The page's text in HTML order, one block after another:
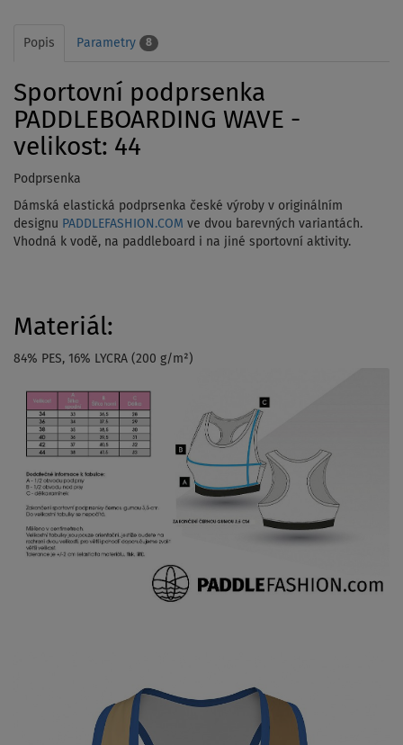
Popis Parametry 8
Sportovní podprsenka
PADDLEBOARDING WAVE -
velikost: 44
Podprsenka
Dámská elastická podprsenka české výroby v originálním
designu PADDLEFASHION.COM ve dvou barevných variantách.
Vhodná k vodě, na paddleboard i na jiné sportovní aktivity.
Materiál:
84% PES, 16% LYCRA (200 g/m²)